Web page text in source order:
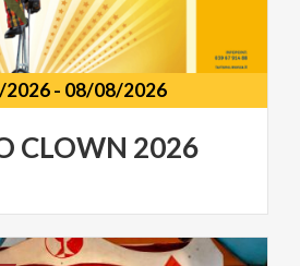
2026- 08/08/2026
CLOWN 2026